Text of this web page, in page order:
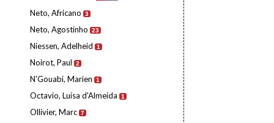
Neto, Africano 3
Neto, Agostinho 23
Niessen, Adelheid 1
Noirot, Paul 2
N’Gouabi, Marien 1
Octavio, Luísa d'Almeida 1
Ollivier, Marc 7